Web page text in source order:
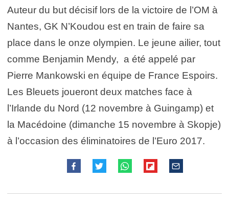
Auteur du but décisif lors de la victoire de l’OM à
Nantes, GK N’Koudou est en train de faire sa
place dans le onze olympien. Le jeune ailier, tout
comme Benjamin Mendy, a été appelé par
Pierre Mankowski en équipe de France Espoirs.
Les Bleuets joueront deux matches face à
l’Irlande du Nord (12 novembre à Guingamp) et
la Macédoine (dimanche 15 novembre à Skopje)
à l’occasion des éliminatoires de l’Euro 2017.